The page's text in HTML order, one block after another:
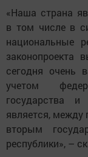
«Наша страна
в том числе в
национальные
законопроекта
сегодня очень
учетом
государства
является,
вторым
республики», –